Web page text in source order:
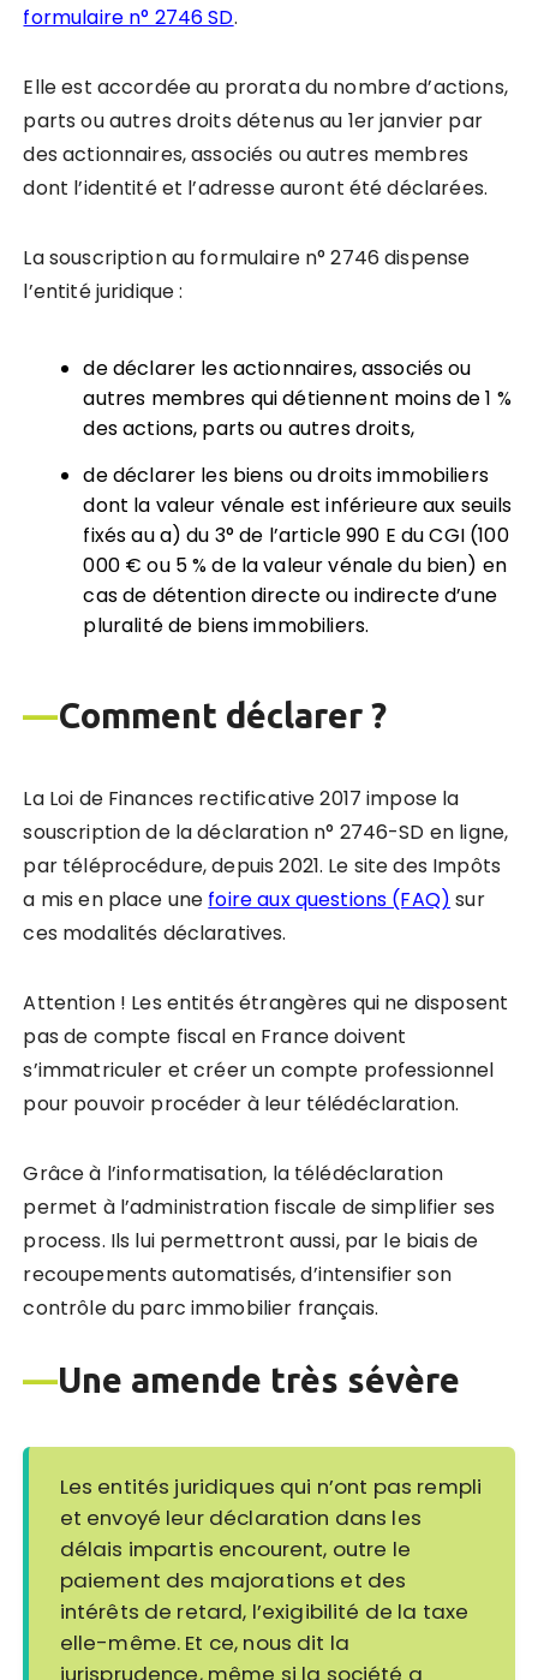
formulaire n° 2746 SD.
Elle est accordée au prorata du nombre d’actions,
parts ou autres droits détenus au 1er janvier par
des actionnaires, associés ou autres membres
dont l’identité et l’adresse auront été déclarées.
La souscription au formulaire n° 2746 dispense
l’entité juridique :
de déclarer les actionnaires, associés ou
autres membres qui détiennent moins de 1 %
des actions, parts ou autres droits,
de déclarer les biens ou droits immobiliers
dont la valeur vénale est inférieure aux seuils
fixés au a) du 3° de l’article 990 E du CGI (100
000 € ou 5 % de la valeur vénale du bien) en
cas de détention directe ou indirecte d’une
pluralité de biens immobiliers.
—Comment déclarer ?
La Loi de Finances rectificative 2017 impose la
souscription de la déclaration n° 2746-SD en ligne,
par téléprocédure, depuis 2021. Le site des Impôts
a mis en place une foire aux questions (FAQ) sur
ces modalités déclaratives.
Attention ! Les entités étrangères qui ne disposent
pas de compte fiscal en France doivent
s’immatriculer et créer un compte professionnel
pour pouvoir procéder à leur télédéclaration.
Grâce à l’informatisation, la télédéclaration
permet à l’administration fiscale de simplifier ses
process. Ils lui permettront aussi, par le biais de
recoupements automatisés, d’intensifier son
contrôle du parc immobilier français.
—Une amende très sévère
Les entités juridiques qui n’ont pas rempli
et envoyé leur déclaration dans les
délais impartis encourent, outre le
paiement des majorations et des
intérêts de retard, l’exigibilité de la taxe
elle-même. Et ce, nous dit la
jurisprudence, même si la société a